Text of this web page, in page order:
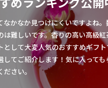
なかなか見つけにくいですよね
は難しいです。香りの高い高級
として大変人気のおすすめギフ
してご紹介します！気に入って
さい。